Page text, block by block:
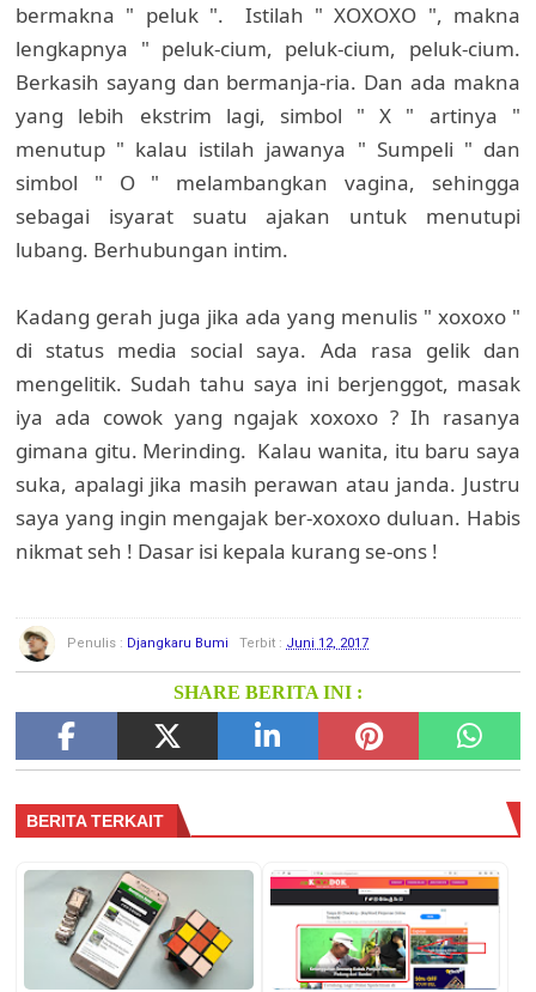
bermakna " peluk ". Istilah " XOXOXO ", makna
lengkapnya " peluk-cium, peluk-cium, peluk-cium.
Berkasih sayang dan bermanja-ria. Dan ada makna
yang lebih ekstrim lagi, simbol " X " artinya "
menutup " kalau istilah jawanya " Sumpeli " dan
simbol " O " melambangkan vagina, sehingga
sebagai isyarat suatu ajakan untuk menutupi
lubang. Berhubungan intim.
Kadang gerah juga jika ada yang menulis " xoxoxo "
di status media social saya. Ada rasa gelik dan
mengelitik. Sudah tahu saya ini berjenggot, masak
iya ada cowok yang ngajak xoxoxo ? Ih rasanya
gimana gitu. Merinding. Kalau wanita, itu baru saya
suka, apalagi jika masih perawan atau janda. Justru
saya yang ingin mengajak ber-xoxoxo duluan. Habis
nikmat seh ! Dasar isi kepala kurang se-ons !
Penulis : Djangkaru Bumi Terbit : Juni 12, 2017
SHARE BERITA INI :
BERITA TERKAIT